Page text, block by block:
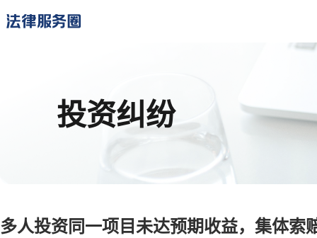
投资纠纷
多人投资同一项目未达预期收益，集体索